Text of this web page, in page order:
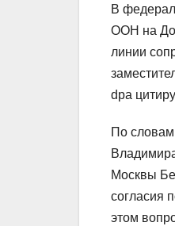
В
ООН на
линии
dpa
По словам
Москвы
согласия
этом